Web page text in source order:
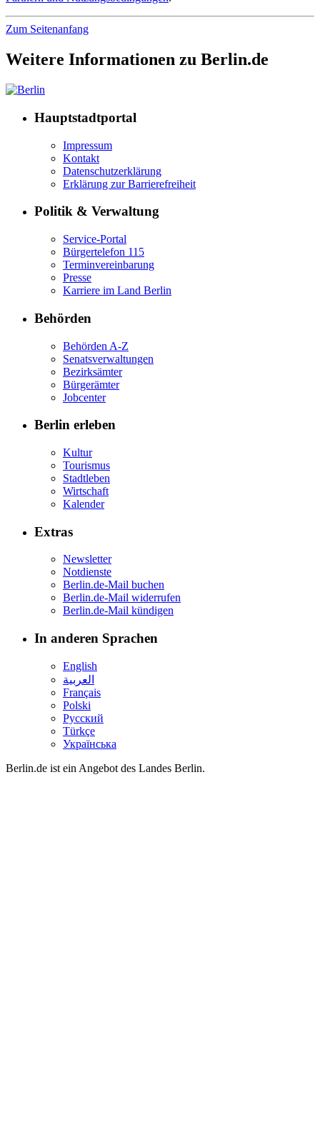
Zum Seitenanfang
Weitere Informationen zu Berlin.de
Hauptstadtportal
Impressum
Kontakt
Datenschutzerklärung
Erklärung zur Barrierefreiheit
Politik & Verwaltung
Service-Portal
Bürgertelefon 115
Terminvereinbarung
Presse
Karriere im Land Berlin
Behörden
Behörden A-Z
Senatsverwaltungen
Bezirksämter
Bürgerämter
Jobcenter
Berlin erleben
Kultur
Tourismus
Stadtleben
Wirtschaft
Kalender
Extras
Newsletter
Notdienste
Berlin.de-Mail buchen
Berlin.de-Mail widerrufen
Berlin.de-Mail kündigen
In anderen Sprachen
English
العربية
Français
Polski
Русский
Türkçe
Українська
Berlin.de ist ein Angebot des Landes Berlin.